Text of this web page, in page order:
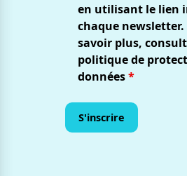
en utilisant le lien
chaque newsletter.
savoir plus,
politique de
données*